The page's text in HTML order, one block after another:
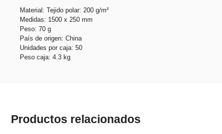
Material: Tejido polar: 200 g/m²
Medidas: 1500 x 250 mm
Peso: 70 g
País de origen: China
Unidades por caja: 50
Peso caja: 4.3 kg
Productos relacionados